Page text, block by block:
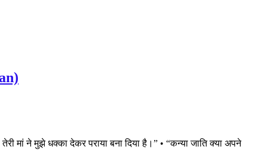
मां ने मुझे धक्का देकर पराया बना दिया है।” • “कन्या जाति क्या अपने